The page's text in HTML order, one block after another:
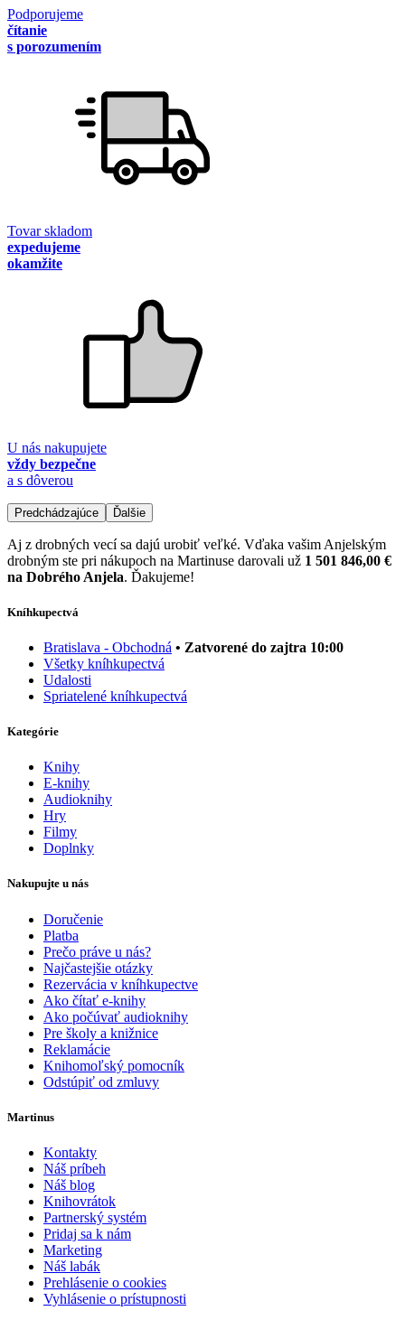
Podporujeme
čítanie
s porozumením
Tovar skladom
expedujeme
okamžite
U nás nakupujete
vždy bezpečne
a s dôverou
Predchádzajúce Ďalšie
Aj z drobných vecí sa dajú urobiť veľké. Vďaka vašim Anjelským
drobným ste pri nákupoch na Martinuse darovali už 1 501 846,00 €
na Dobrého Anjela. Ďakujeme!
Kníhkupectvá
Bratislava - Obchodná • Zatvorené do zajtra 10:00
Všetky kníhkupectvá
Udalosti
Spriatelené kníhkupectvá
Kategórie
Knihy
E-knihy
Audioknihy
Hry
Filmy
Doplnky
Nakupujte u nás
Doručenie
Platba
Prečo práve u nás?
Najčastejšie otázky
Rezervácia v kníhkupectve
Ako čítať e-knihy
Ako počúvať audioknihy
Pre školy a knižnice
Reklamácie
Knihomoľský pomocník
Odstúpiť od zmluvy
Martinus
Kontakty
Náš príbeh
Náš blog
Knihovrátok
Partnerský systém
Pridaj sa k nám
Marketing
Náš labák
Prehlásenie o cookies
Vyhlásenie o prístupnosti